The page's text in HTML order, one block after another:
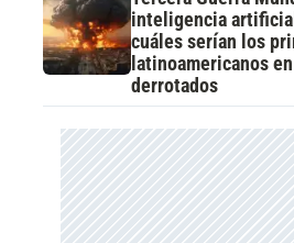
inteligencia
cuáles serían los
latinoamericanos
derrotados